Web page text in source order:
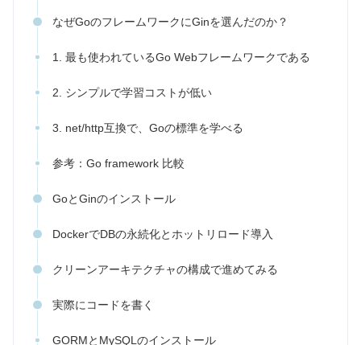
なぜGoのフレームワークにGinを選んだのか？
1. 最も使われているGo Webフレームワークである
2. シンプルで学習コストが低い
3. net/http互換で、Goの標準を学べる
参考：Go framework 比較
GoとGinのインストール
DockerでDBの永続化とホットリロード導入
クリーンアーキテクチャの構成で進めてみる
実際にコードを書く
GORMとMySQLのインストール